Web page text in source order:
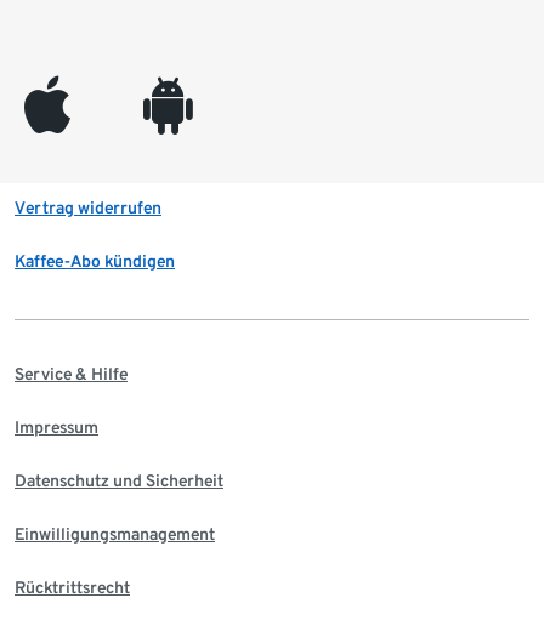
appleinc android
Vertrag widerrufen
Kaffee-Abo kündigen
Service & Hilfe
Impressum
Datenschutz und Sicherheit
Einwilligungsmanagement
Rücktrittsrecht